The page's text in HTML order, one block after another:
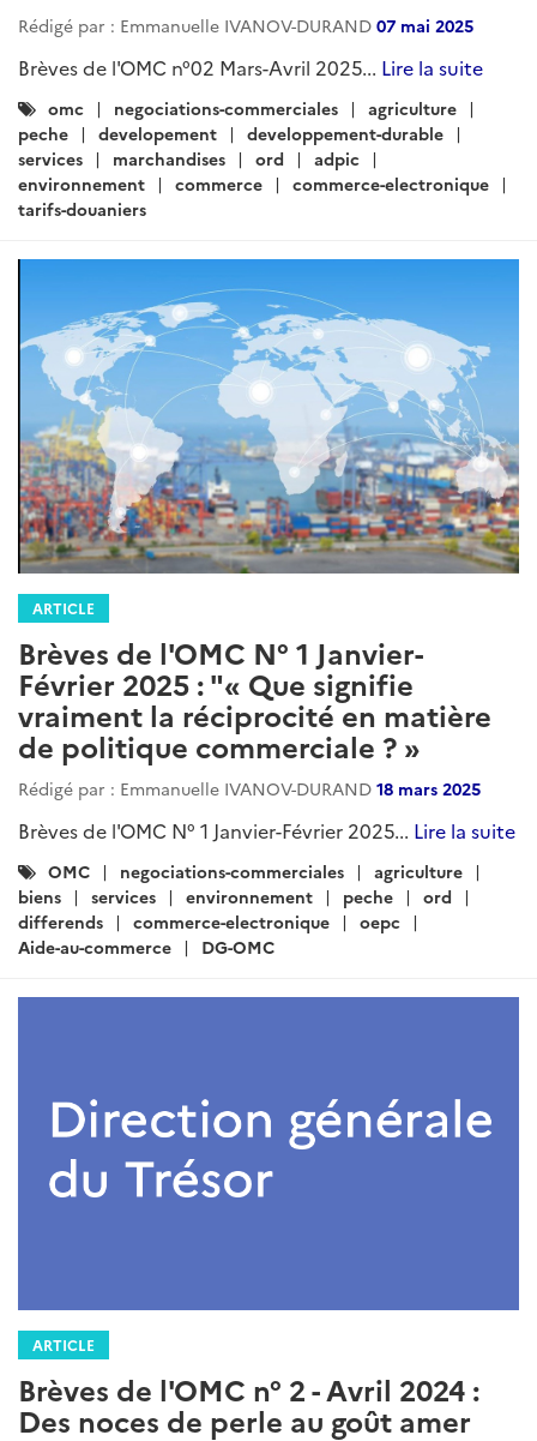
Rédigé par : Emmanuelle IVANOV-DURAND 07 mai 2025
Brèves de l'OMC n°02 Mars-Avril 2025... Lire la suite
Catégories
:
omc negociations-commerciales
agriculture
peche
developement
developpement-durable
services
marchandises ord
adpic
environnement
commerce
commerce-electronique
tarifs-douaniers
ARTICLE
Brèves de l'OMC N° 1 Janvier-
Février 2025 : "« Que signifie
vraiment la réciprocité en matière
de politique commerciale ? »
Rédigé par : Emmanuelle IVANOV-DURAND 18 mars 2025
Brèves de l'OMC N° 1 Janvier-Février 2025... Lire la suite
Catégories
:
OMC negociations-commerciales
agriculture
biens
services environnement peche
ord
differends
commerce-electronique
oepc
Aide-au-commerce
DG-OMC
ARTICLE
Brèves de l'OMC n° 2 - Avril 2024 :
Des noces de perle au goût amer